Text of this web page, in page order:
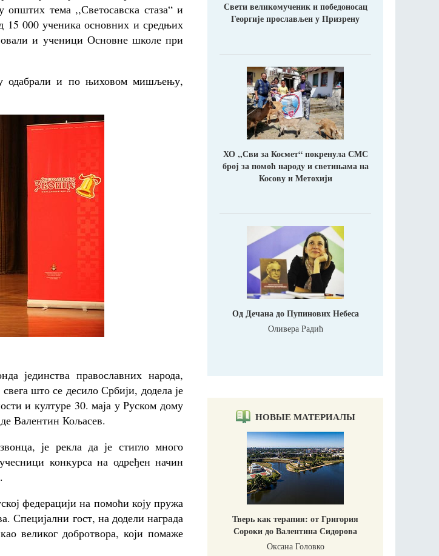
тема ,,Светосавска стаза“ и
15 000 ученика основних и средњих
и ученици Основне школе при
одабрали и по њиховом мишљењу,
јединства православних народа,
што се десило Србији, додела је
и културе 30. маја у Руском дому
Валентин Кољасев.
је рекла да је стигло много
конкурса на одређен начин
федерацији на помоћи коју пружа
Специјални гост, на додели награда
великог добротвора, који помаже
Свети великомученик и победоносац
Георгије прослављен у Призрену
ХО ,,Сви за Космет“ покренула СМС
број за помоћ народу и светињама на
Косову и Метохији
Од Дечана до Пупинових Небеса
Оливера Радић
НОВЫЕ МАТЕРИАЛЫ
Тверь как терапия: от Григория
Сороки до Валентина Сидорова
Оксана Головко